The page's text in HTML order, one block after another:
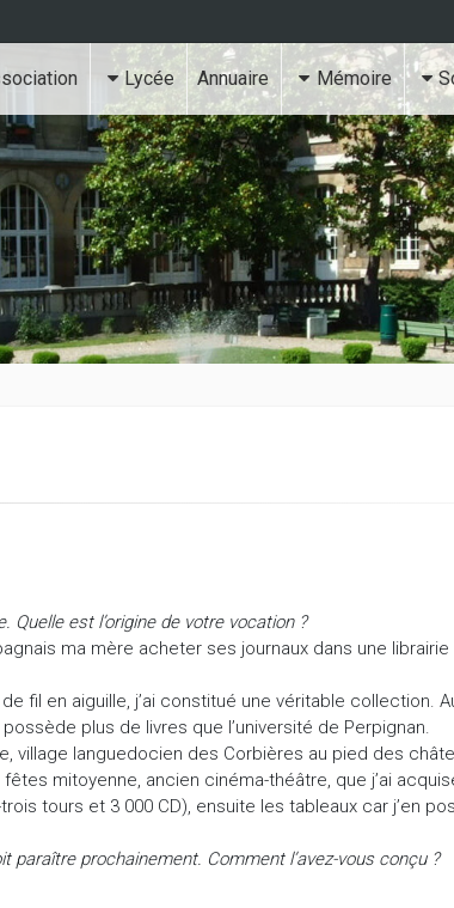
Lycée Annuaire Mémoire
est l’origine de votre vocation ?
ma mère acheter ses journaux dans une
fil en aiguille, j’ai constitué une véritable collection.
plus de livres que l’université de Perpignan.
village languedocien des Corbières au pied des
mitoyenne, ancien cinéma-théâtre, que j’ai
tours et 3 000 CD), ensuite les tableaux car j’en
paraître prochainement. Comment l’avez-vous conçu ?